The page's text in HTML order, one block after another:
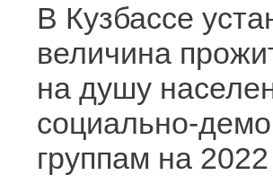
В Кузбассе
величина
на душу
социально-
группам на